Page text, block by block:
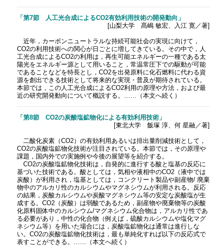
「第7節 人工光合成によるCO2有効利用技術の開発動向」
[山梨大学 髙嶋 敏宏、入江 寛／著]
近年，カーボンニュートラルな持続可能社会の実現に向けて，
CO2の利用技術への関心が日ごとに増してきている。その中で，人
工光合成によるCO2の利用は，再生可能エネルギーの一種である太
陽光をエネルギー源として用いること，常温常圧下での駆動が可能
であることなどを特長とし，CO2を出発原料に化石燃料に代わる資
源を創出できる技術として将来的な実現・普及が期待されている。
本節では，この人工光合成によるCO2利用の原理や方法，および最
近の研究開発動向について概説する。……（本文へ続く）
「第8節 CO2の炭酸塩鉱物化による有効利用技術」
[東北大学 飯塚 淳、何 星融／著]
二酸化炭素（CO2）の有効利用あるいは排出量削減技術として，
CO2の炭酸塩鉱物化技術が注目されている。本節では，その原理や
課題，国内外での実施例や今後の展望等を紹介する。
CO2の炭酸塩鉱物化技術は，自発的に進行する酸と塩基の反応に
基づいた技術である。酸としては，気相や液相中のCO2（液中では
炭酸）が利用され，塩基としては，コンクリート製品や副産物/ 廃棄
物中のアルカリ性のカルシウムやマグネシウムが利用される。反応
の結果，炭酸カルシウムや炭酸マグネシウム等の安定な炭酸塩が生
成する。CO2（炭酸）は弱酸であるため，副産物や廃棄物等の炭酸
化原料固体中のカルシウム/マグネシウム化合物は，アルカリ性であ
る必要があり，中性の化合物（例えば，硫酸カルシウムや塩化マグ
ネシウム等）を用いた場合には，炭酸塩鉱物化は通常は進行しな
い。CO2の炭酸塩鉱物化技術は，最も単純化すれば以下の反応式で
表すことができる。……（本文へ続く）